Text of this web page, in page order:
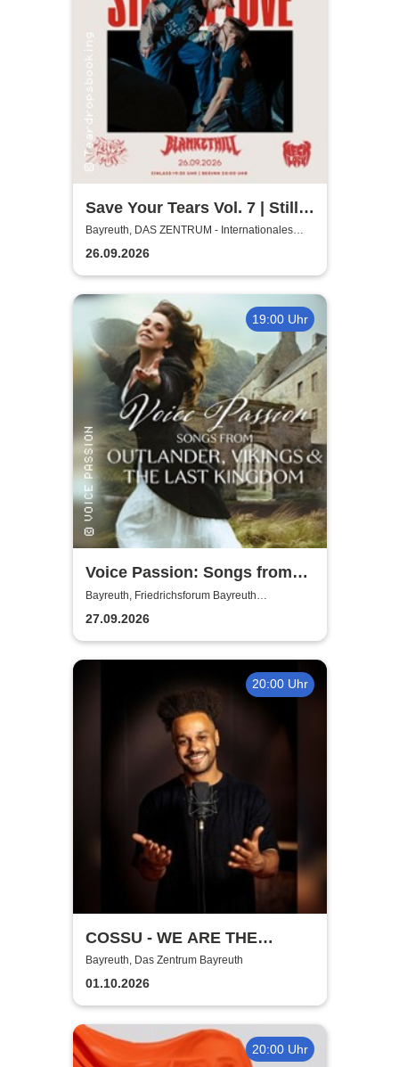
Save Your Tears Vol. 7 | Still
in Love, Blanket Hill,
Necklock, Glass Out
Bayreuth, DAS ZENTRUM - Internationales
Jugendkulturzentrum Bayreuth
26.09.2026
19:00 Uhr
Voice Passion: Songs from
Outlander, Vikings & The Last
Kingdom
Bayreuth, Friedrichsforum Bayreuth
(Balkonsaal)
27.09.2026
20:00 Uhr
COSSU - WE ARE THE
GERMANS - Stand-Up
Comedy
Bayreuth, Das Zentrum Bayreuth
01.10.2026
20:00 Uhr